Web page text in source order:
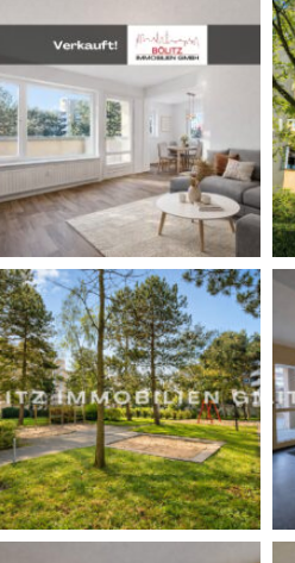
Direkt im Eingangsbereich
Nische, die sich ideal für eine
zusätzlichen Stauraum eignet.
Sie die Küche, von der aus Sie
separaten Essbereich haben.
fließend in das großzügige
zusätzlich auch direkt vom Flur
Fenster sorgen hier für eine
Atmosphäre. Vom Wohnzimmer
den sonnigen Balkon.
Linker Hand vom Flur befindet
hochgeflieste Tageslichtbad,
ausgestattet ist. Weiter entlang
das ruhige Schlafzimmer, das
großes Bett und weitere Möbel
Freisprechanlage sowie der